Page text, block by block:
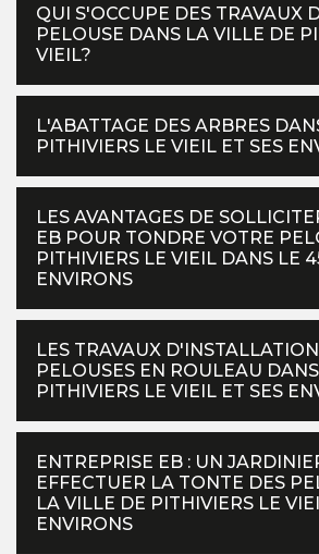
QUI S'OCCUPE DES TRAVAUX
PELOUSE DANS LA VILLE DE
VIEIL?
L'ABATTAGE DES ARBRES
PITHIVIERS LE VIEIL ET SES
LES AVANTAGES DE
EB POUR TONDRE VOTRE
PITHIVIERS LE VIEIL DANS LE
ENVIRONS
LES TRAVAUX
PELOUSES EN ROULEAU
PITHIVIERS LE VIEIL ET SES
ENTREPRISE EB : UN
EFFECTUER LA TONTE DES
LA VILLE DE PITHIVIERS LE
ENVIRONS